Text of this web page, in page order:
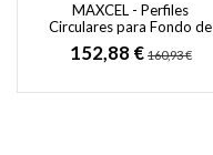
MAXCEL - Perfiles
Circulares para Fondo de
Junta
152,88 € 160,93 €